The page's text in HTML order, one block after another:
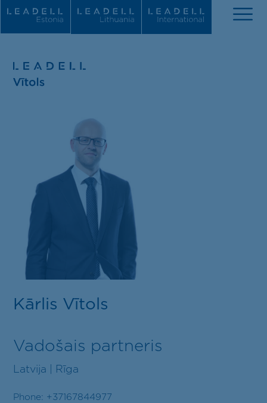
Kārlis Vītols
Vadošais partneris
Latvija | Rīga
Phone: +37167844977